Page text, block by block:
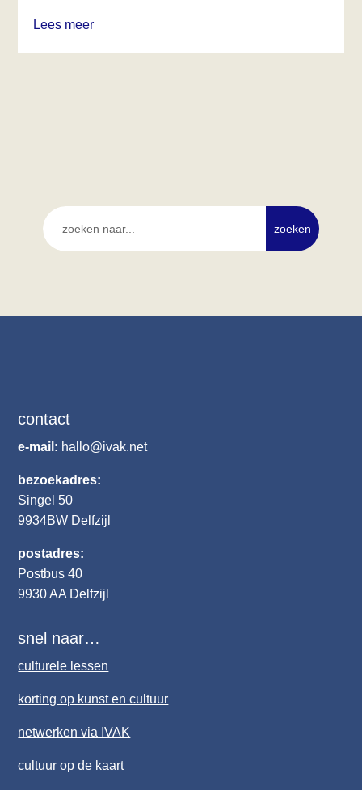
Lees meer
contact
e-mail: hallo@ivak.net
bezoekadres:
Singel 50
9934BW Delfzijl
postadres:
Postbus 40
9930 AA Delfzijl
snel naar…
culturele lessen
korting op kunst en cultuur
netwerken via IVAK
cultuur op de kaart